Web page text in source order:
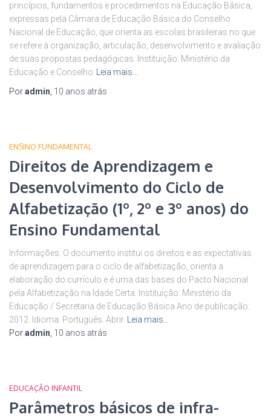
princípios, fundamentos e procedimentos na Educação Básica,
expressas pela Câmara de Educação Básica do Conselho
Nacional de Educação, que orienta as escolas brasileiras no que
se refere à organização, articulação, desenvolvimento e avaliação
de suas propostas pedagógicas. Instituição: Ministério da
Educação e Conselho
Leia mais…
Poradmin 10 anos atrás
ENSINO FUNDAMENTAL
Direitos de Aprendizagem e
Desenvolvimento do Ciclo de
Alfabetização (1º, 2º e 3º anos) do
Ensino Fundamental
Informações: O documento institui os direitos e as expectativas
de aprendizagem para o ciclo de alfabetização, orienta a
elaboração do currículo e é uma das bases do Pacto Nacional
pela Alfabetização na Idade Certa. Instituição: Ministério da
Educação / Secretaria de Educação Básica Ano de publicação:
2012. Idioma: Português. Abrir
Leia mais…
Poradmin 10 anos atrás
EDUCAÇÃO INFANTIL
Parâmetros básicos de infra-